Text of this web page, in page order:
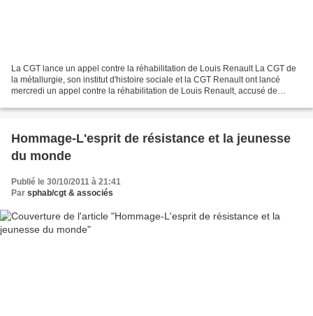
La CGT lance un appel contre la réhabilitation de Louis Renault La CGT de
la métallurgie, son institut d'histoire sociale et la CGT Renault ont lancé
mercredi un appel contre la réhabilitation de Louis Renault, accusé de
Hommage-L'esprit de résistance et la jeunesse
du monde
Publié le 30/10/2011 à 21:41
Par sphab/cgt & associés